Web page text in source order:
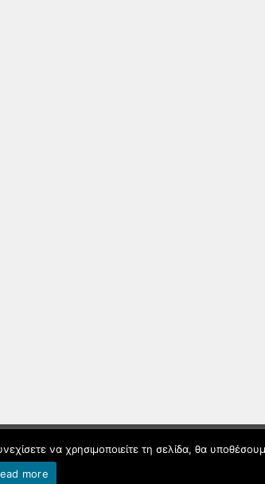
από Blogs.sch.gr
να χρησιμοποιείτε τη σελίδα, θα
more